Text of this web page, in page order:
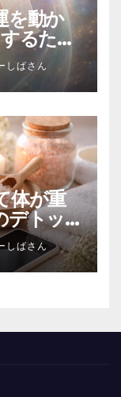
を動か
るため
禁止
しばさん
体が重
デトッ
浄化術
しばさん